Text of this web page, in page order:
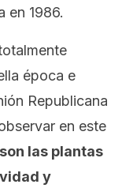
en 1986.
época e
Republicana
en este
las plantas
y